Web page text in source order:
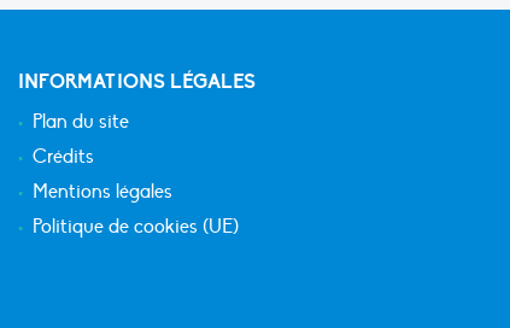
INFORMATIONS LÉGALES
Plan du site
Crédits
Mentions légales
Politique de cookies (UE)